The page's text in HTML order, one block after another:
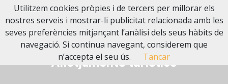
Allotjaments turístics
Utilitzem cookies pròpies i de tercers per millorar els
nostres serveis i mostrar-li publicitat relacionada amb les
seves preferències mitjançant l’anàlisi dels seus hàbits de
navegació. Si continua navegant, considerem que
n’accepta el seu ús.
Tancar